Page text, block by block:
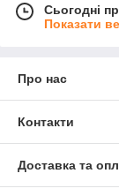
Сьогодні
Показати
Про нас
Контакти
Доставка та